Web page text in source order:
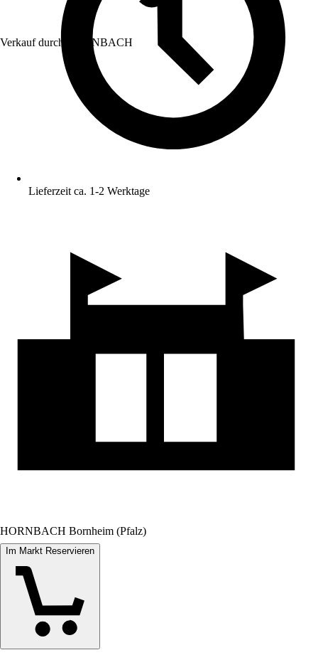
Verkauf durch: HORNBACH
Lieferzeit ca. 1-2 Werktage
HORNBACH Bornheim (Pfalz)
Im Markt Reservieren